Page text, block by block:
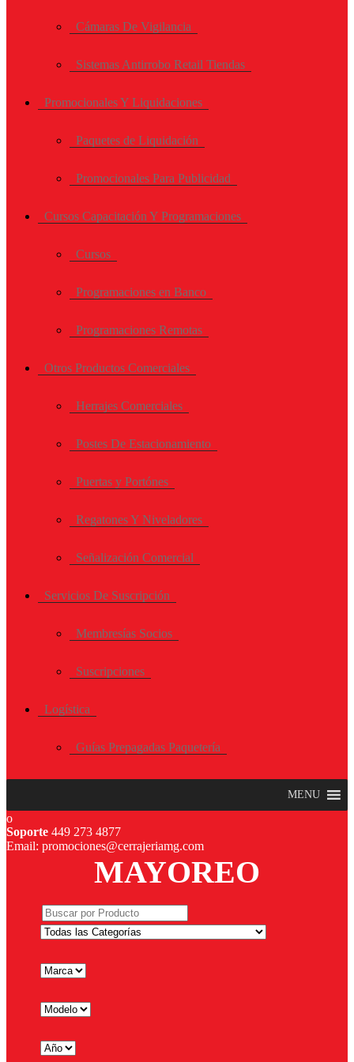
Cámaras De Vigilancia
Sistemas Antirrobo Retail Tiendas
Promocionales Y Liquidaciones
Paquetes de Liquidación
Promocionales Para Publicidad
Cursos Capacitación Y Programaciones
Cursos
Programaciones en Banco
Programaciones Remotas
Otros Productos Comerciales
Herrajes Comerciales
Postes De Estacionamiento
Puertas y Portónes
Regatones Y Niveladores
Señalización Comercial
Servicios De Suscripción
Membresías Socios
Suscripciones
Logística
Guías Prepagadas Paquetería
MENU
Soporte 449 273 4877
Email: promociones@cerrajeriamg.com
MAYOREO